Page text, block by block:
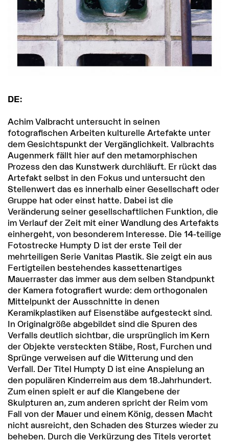
DE:
Achim Valbracht untersucht in seinen
fotografischen Arbeiten kulturelle Artefakte unter
dem Gesichtspunkt der Vergänglichkeit. Valbrachts
Augenmerk fällt hier auf den metamorphischen
Prozess den das Kunstwerk durchläuft. Er rückt das
Artefakt selbst in den Fokus und untersucht den
Stellenwert das es innerhalb einer Gesellschaft oder
Gruppe hat oder einst hatte. Dabei ist die
Veränderung seiner gesellschaftlichen Funktion, die
im Verlauf der Zeit mit einer Wandlung des Artefakts
einhergeht, von besonderem Interesse. Die 14-teilige
Fotostrecke Humpty D ist der erste Teil der
mehrteiligen Serie Vanitas Plastik. Sie zeigt ein aus
Fertigteilen bestehendes kassettenartiges
Mauerraster das immer aus dem selben Standpunkt
der Kamera fotografiert wurde: dem orthogonalen
Mittelpunkt der Ausschnitte in denen
Keramikplastiken auf Eisenstäbe aufgesteckt sind.
In Originalgröße abgebildet sind die Spuren des
Verfalls deutlich sichtbar, die ursprünglich im Kern
der Objekte versteckten Stäbe, Rost, Furchen und
Sprünge verweisen auf die Witterung und den
Verfall. Der Titel Humpty D ist eine Anspielung an
den populären Kinderreim aus dem 18.Jahrhundert.
Zum einen spielt er auf die Klangebene der
Skulpturen an, zum anderen spricht der Reim vom
Fall von der Mauer und einem König, dessen Macht
nicht ausreicht, den Schaden des Sturzes wieder zu
beheben. Durch die Verkürzung des Titels verortet